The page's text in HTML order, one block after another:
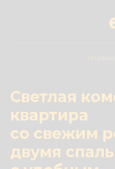
Светлая
квартира
со свежим
двумя